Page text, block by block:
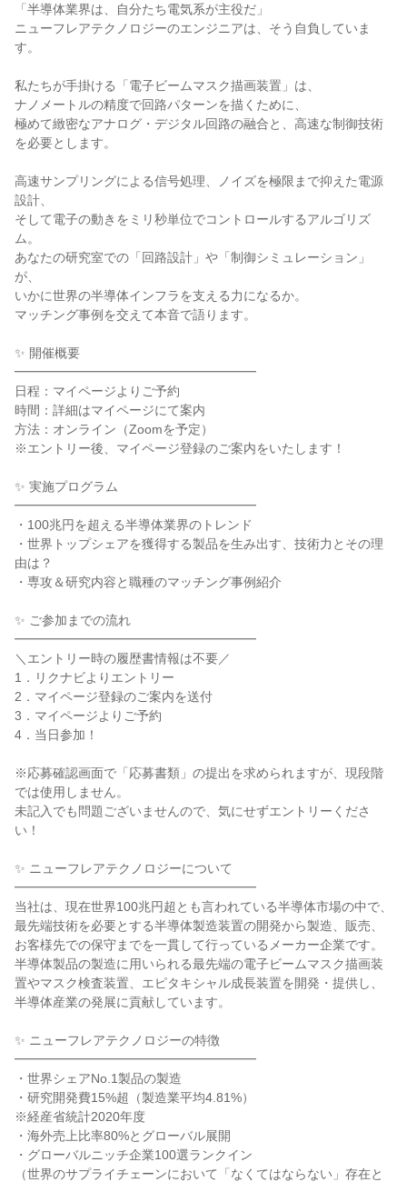
「半導体業界は、自分たち電気系が主役だ」
ニューフレアテクノロジーのエンジニアは、そう自負していま
す。
私たちが手掛ける「電子ビームマスク描画装置」は、
ナノメートルの精度で回路パターンを描くために、
極めて緻密なアナログ・デジタル回路の融合と、高速な制御技術
を必要とします。
高速サンプリングによる信号処理、ノイズを極限まで抑えた電源
設計、
そして電子の動きをミリ秒単位でコントロールするアルゴリズ
ム。
あなたの研究室での「回路設計」や「制御シミュレーション」
が、
いかに世界の半導体インフラを支える力になるか。
マッチング事例を交えて本音で語ります。
✨ 開催概要
━━━━━━━━━━━━━━━━━━━
日程：マイページよりご予約
時間：詳細はマイページにて案内
方法：オンライン（Zoomを予定）
※エントリー後、マイページ登録のご案内をいたします！
✨ 実施プログラム
━━━━━━━━━━━━━━━━━━━
・100兆円を超える半導体業界のトレンド
・世界トップシェアを獲得する製品を生み出す、技術力とその理
由は？
・専攻＆研究内容と職種のマッチング事例紹介
✨ ご参加までの流れ
━━━━━━━━━━━━━━━━━━━
＼エントリー時の履歴書情報は不要／
1．リクナビよりエントリー
2．マイページ登録のご案内を送付
3．マイページよりご予約
4．当日参加！
※応募確認画面で「応募書類」の提出を求められますが、現段階
では使用しません。
未記入でも問題ございませんので、気にせずエントリーくださ
い！
✨ ニューフレアテクノロジーについて
━━━━━━━━━━━━━━━━━━━
当社は、現在世界100兆円超とも言われている半導体市場の中で、
最先端技術を必要とする半導体製造装置の開発から製造、販売、
お客様先での保守までを一貫して行っているメーカー企業です。
半導体製品の製造に用いられる最先端の電子ビームマスク描画装
置やマスク検査装置、エピタキシャル成長装置を開発・提供し、
半導体産業の発展に貢献しています。
✨ ニューフレアテクノロジーの特徴
━━━━━━━━━━━━━━━━━━━
・世界シェアNo.1製品の製造
・研究開発費15%超（製造業平均4.81%）
※経産省統計2020年度
・海外売上比率80%とグローバル展開
・グローバルニッチ企業100選ランクイン
（世界のサプライチェーンにおいて「なくてはならない」存在と